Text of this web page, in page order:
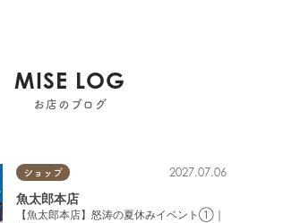
MISE LOG
お店のブログ
ショップ 2027.07.06
魚太郎本店
【魚太郎本店】怒涛の夏休みイベント①｜